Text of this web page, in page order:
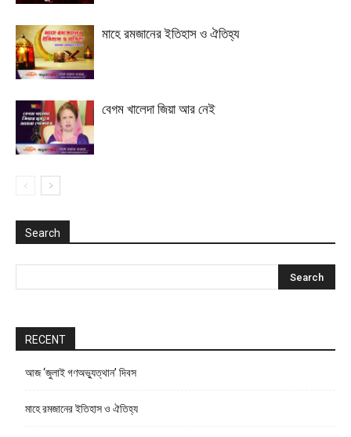
মাহে রমজানের ইতিহাস ও ঐতিহ্য
বেগম খালেদা জিয়া আর নেই
Search
RECENT
আজ ‘জুলাই গণঅভ্যুত্থান’ দিবস
মাহে রমজানের ইতিহাস ও ঐতিহ্য